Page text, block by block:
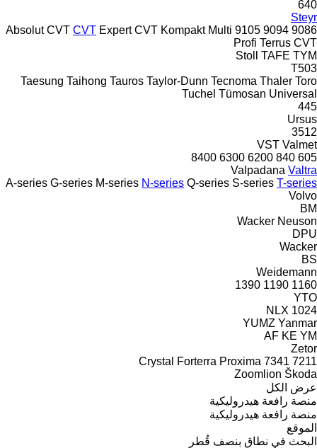
640
Steyr
9086
9094
9105
Absolut CVT CVT Expert CVT Kompakt Multi
Profi Terrus CVT
Stoll
TAFE TYM
T503
Taesung Taihong Tauros Taylor-Dunn Tecnoma Thaler Toro
Tuchel Tümosan Universal
445
Ursus
3512
VST Valmet
605
840
6200
6300
8400
Valpadana Valtra
A-series G-series M-series N-series Q-series S-series T-series
Volvo
BM
Wacker Neuson
DPU
Wacker
BS
Weidemann
1160
1190
1390
YTO
NLX 1024
YUMZ Yanmar
AF KE YM
Zetor
7211
7341
Crystal Forterra Proxima
Zoomlion Škoda
عرض الكل
منصة رافعة هيدروليكية
منصة رافعة هيدروليكية
الموقع
البحث في نطاق بنصف قُطر